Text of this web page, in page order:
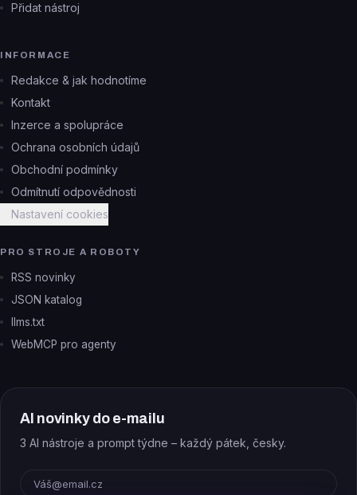
Přidat nástroj
INFORMACE
Redakce & jak hodnotíme
Kontakt
Inzerce a spolupráce
Ochrana osobních údajů
Obchodní podmínky
Odmítnutí odpovědnosti
Nastavení cookies
PRO STROJE A ROBOTY
RSS novinky
JSON katalog
llms.txt
WebMCP pro agenty
AI novinky do e-mailu
3 AI nástroje a prompt týdne – každý pátek, česky.